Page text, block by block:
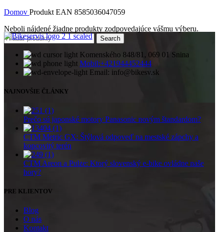
Domov Produkt EAN 8585036047059
Neboli nájdené žiadne produkty zodpovedajúce vášmu výberu.
Search
Komenského 848/81, 069 01 Snina
Mobil:+421944452444
Email: info@bikesv.sk
NAJNOVŠIE ČLÁNKY
Prečo sú japonské motory Panasonic novým štandardom?
CTM Metric GX: Štýlová odpoveď na mestské zápchy a
kopcovitý terén
CTM Areon a Pulze: Ktorý slovenský e-bike ovládne naše
hory?
PRE KLIENTOV
Blog
O nás
Kontakt